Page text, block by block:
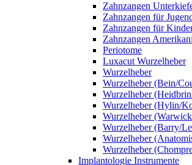
Zahnzangen
Zahnzangen für
Zahnzangen für
Zahnzangen
Periotome
Luxacut Wurzelheber
Wurzelheber
Wurzelheber (Bein/
Wurzelheber
Wurzelheber (Hylin/
Wurzelheber
Wurzelheber (Barry/
Wurzelheber
Wurzelheber
Implantologie Instrumente